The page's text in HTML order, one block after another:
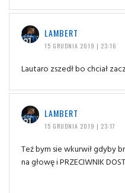
LAMBERT
15 GRUDNIA 2019 | 23:16
Lautaro zszedł bo chciał
LAMBERT
15 GRUDNIA 2019 | 23:17
Też bym sie wkurwił gdyby
na głowę i PRZECIWNIK